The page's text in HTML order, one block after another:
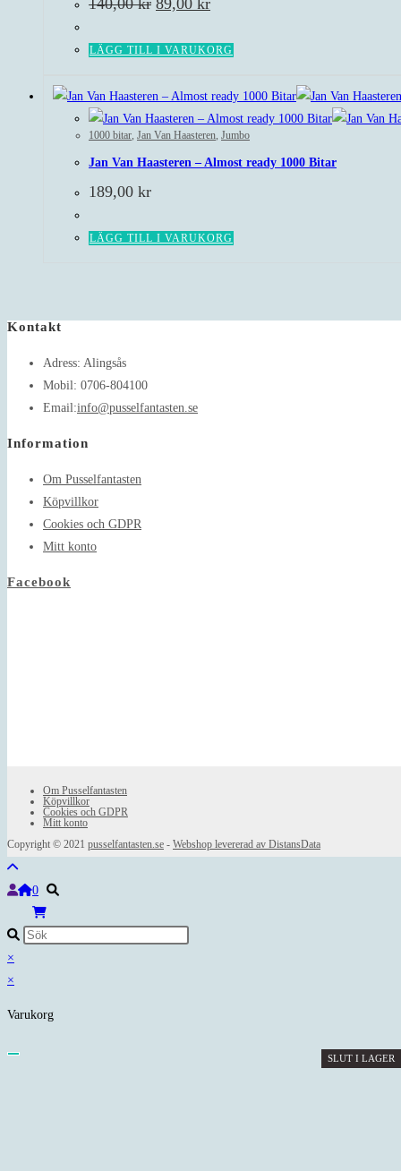
SLUT I LAGER
ursprungliga
var:
nuvarande
är:
LÄGG TILL I VARUKORG
1000 bitar, Jan Van Haasteren, Jumbo
Jan Van Haasteren – Almost ready 1000 Bitar
189,00 kr
LÄGG TILL I VARUKORG
Kontakt
Adress: Alingsås
Mobil: 0706-804100
Email:info@pusselfantasten.seOpens
Information
Om Pusselfantasten
Köpvillkor
Cookies och GDPR
Mitt konto
Facebook
Om Pusselfantasten
Köpvillkor
Cookies och GDPR
Mitt konto
Copyright © 2021 pusselfantasten.se - Webshop levererad av DistansData
0
×
×
Varukorg